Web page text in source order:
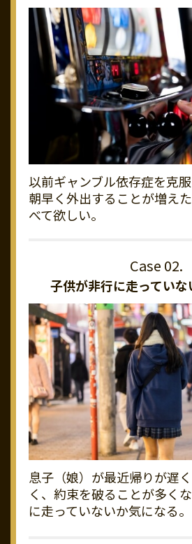
以前ギャンブル依存症を克
朝早く外出することが増え
べて欲しい。
子供が非行に走ってい
息子（娘）が最近帰りが遅
く、約束を破ることが多く
に走っていないか気になる。